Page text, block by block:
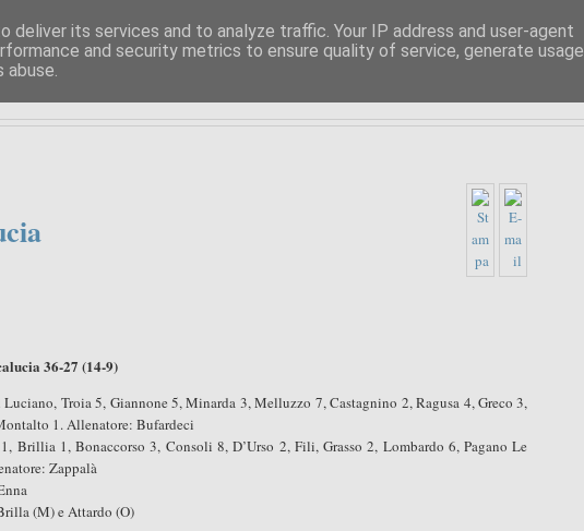
PIPPO BUFARDECI
36-27 (14-9)
Troia 5, Giannone 5, Minarda 3, Melluzzo 7, Castagnino 2, Ragusa 4, Greco 3,
1. Allenatore: Bufardeci
Brillia 1, Bonaccorso 3, Consoli 8, D’Urso 2, Fili, Grasso 2, Lombardo 6, Pagano Le
Zappalà
(M) e Attardo (O)
deliver its services and to analyze traffic. Your IP address and user-agent
and security metrics to ensure quality of service, generate usage